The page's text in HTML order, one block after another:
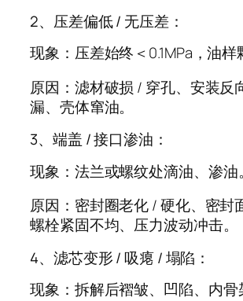
2、压差偏低 / 无压差：
现象：压差始终＜0.1MPa，油样
原因：滤材破损 / 穿孔、安装反
漏、壳体窜油。
3、端盖 / 接口渗油：
现象：法兰或螺纹处滴油、渗油。
原因：密封圈老化 / 硬化、密封
螺栓紧固不均、压力波动冲击。
4、滤芯变形 / 吸瘪 / 塌陷：
现象：拆解后褶皱、凹陷、内骨